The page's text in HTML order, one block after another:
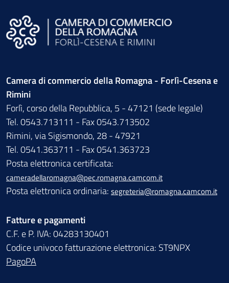
Camera di commercio della Romagna - Forlì-Cesena e
Rimini
Forlì, corso della Repubblica, 5 - 47121 (sede legale)
Tel. 0543.713111 - Fax 0543.713502
Rimini, via Sigismondo, 28 - 47921
Tel. 0541.363711 - Fax 0541.363723
Posta elettronica certificata:
cameradellaromagna@pec.romagna.camcom.it
Posta elettronica ordinaria: segreteria@romagna.camcom.it
Fatture e pagamenti
C.F. e P. IVA: 04283130401
Codice univoco fatturazione elettronica: ST9NPX
PagoPA